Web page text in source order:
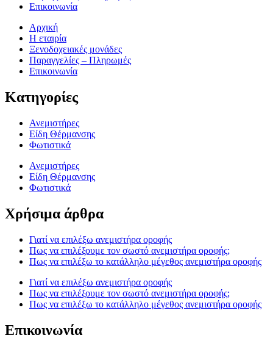
Επικοινωνία
Αρχική
Η εταιρία
Ξενοδοχειακές μονάδες
Παραγγελίες – Πληρωμές
Επικοινωνία
Κατηγορίες
Ανεμιστήρες
Είδη Θέρμανσης
Φωτιστικά
Ανεμιστήρες
Είδη Θέρμανσης
Φωτιστικά
Χρήσιμα άρθρα
Γιατί να επιλέξω ανεμιστήρα οροφής
Πως να επιλέξουμε τον σωστό ανεμιστήρα οροφής;
Πως να επιλέξω το κατάλληλο μέγεθος ανεμιστήρα οροφής
Γιατί να επιλέξω ανεμιστήρα οροφής
Πως να επιλέξουμε τον σωστό ανεμιστήρα οροφής;
Πως να επιλέξω το κατάλληλο μέγεθος ανεμιστήρα οροφής
Επικοινωνία